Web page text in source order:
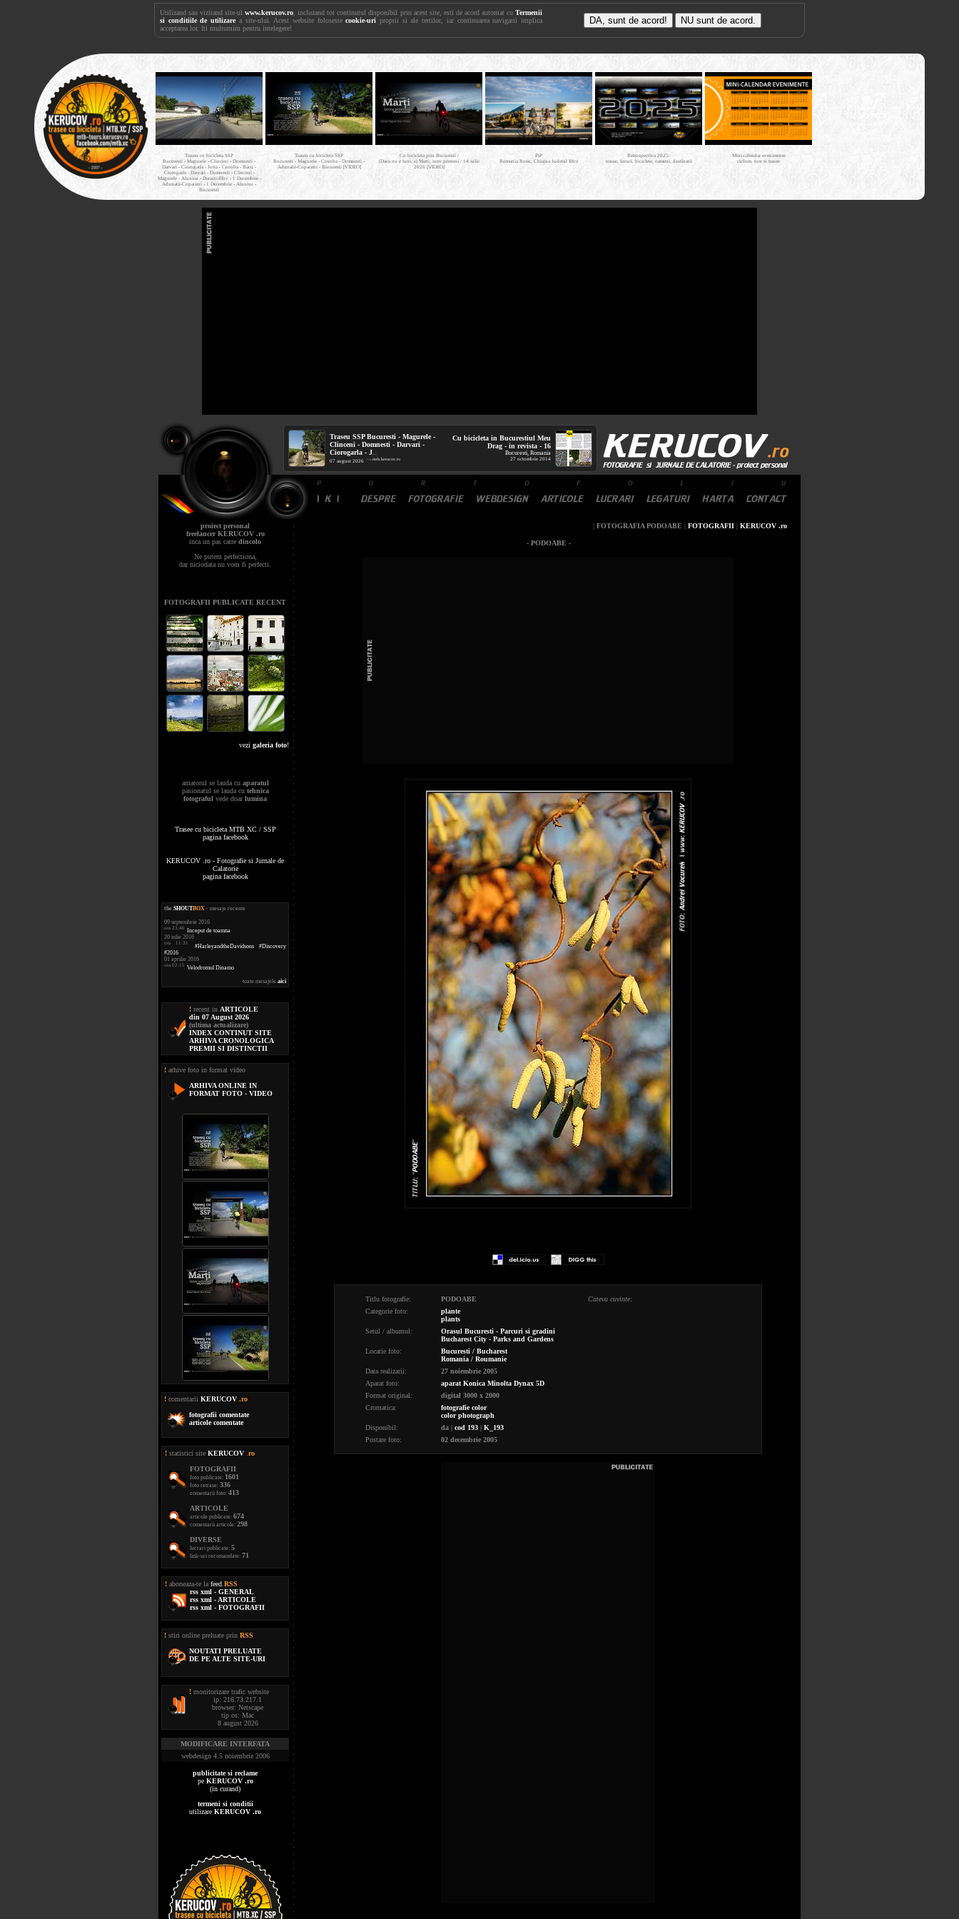
Utilizand sau vizitand site-ulwww.kerucov.ro , incluzand tot continutul disponibil prin acest site, esti de acord automat cuTermenii
si conditiile de utilizare a site-ului. Acest website folosestecookie-uri proprii si ale tertilor, iar continuarea navigarii implica
acceptarea lor. Iti multumim pentru intelegere!
Traseu cu bicicleta SSP
Bucuresti - Magurele - Clinceni - Domnesti -
Darvari - Ciorogarla - Joita - Cosoba - Bacu -
Ciorogarla - Darvari - Domnesti - Clinceni -
Magurele - Alunisu - Darasti-Ilfov - 1 Decembrie -
Adunatii-Copaceni - 1 Decembrie - Alunisu -
Bucuresti
Traseu cu bicicleta SSP
Bucuresti - Magurele - Cosoba - Domnesti -
Adunatii-Copaceni - Bucuresti [VIDEO]
Cu bicicleta prin Bucuresti /
(Daca nu e luni, e) Marti, intre prieteni / 14 iulie
2026 [VIDEO]
PiP
Romania Rosu, Chiajna Judetul Ilfov
Retrospectiva 2025:
trasee, locuri, biciclete, oameni, destinatii
Mini-calendar evenimente
ciclism, ture si trasee
bicicleta MTB
Traseu SSP Bucuresti - Magurele -
Clinceni - Domnesti - Darvari -
Ciorogarla - J...
07 august 2026 / via mtb.kerucov.ro
Cu bicicleta in Bucurestiul Meu
Drag - in revista - 16
Bucuresti, Romania
27 octombrie 2014
proiect personal
freelancer KERUCOV .ro
inca un pas catre dincolo
Ne putem perfectiona,
dar niciodata nu vom fi perfecti.
FOTOGRAFII PUBLICATE RECENT
vezi galeria foto!
amatorul se lauda cu aparatul
pasionatul se lauda cu tehnica
fotograful vede doarlumina
Trasee cu bicicleta MTB XC / SSP
pagina facebook
KERUCOV .ro - Fotografie si Jurnale de
Calatorie
pagina facebook
the.SHOUTBOX - mesaje recente
09 septembrie 2016
ora 23:46 Inceput de toamna
20 iulie 2016
ora 11:31
#HarleyandtheDavidsons #Discovery
#2016
01 aprilie 2016
ora 02:15 Velodromul Dinamo
toate mesajele aici
! recent in ARTICOLE
din 07 August 2026
(ultima actualizare)
INDEX CONTINUT SITE
ARHIVA CRONOLOGICA
PREMII SI DISTINCTII
! arhive foto in format video
ARHIVA ONLINE IN
FORMAT FOTO - VIDEO
! comentarii KERUCOV .ro
fotografii comentate
articole comentate
! statistici site KERUCOV ro
FOTOGRAFII
foto publicate: 1601
foto retrase: 336
comentarii foto: 413
ARTICOLE
articole publicate: 674
comentarii articole: 298
DIVERSE
lucrari publicate: 5
link-uri recomandate: 71
! aboneaza-te la feed RSS
rss xml - GENERAL
rss xml - ARTICOLE
rss xml - FOTOGRAFII
! stiri online preluate prin RSS
NOUTATI PRELUATE
DE PE ALTE SITE-URI
! monitorizare trafic website
ip: 216.73.217.1
browser: Netscape
tip os: Mac
8 august 2026
MODIFICARE INTERFATA
webdesign 4.5 noiembrie 2006
publicitate si reclame
pe KERUCOV .ro
(in curand)
termeni si conditii
utilizare KERUCOV .ro
| FOTOGRAFIA PODOABE | FOTOGRAFII | KERUCOV .ro
- PODOABE -
Titlu fotografie: PODOABE
Cateva cuvinte:
Categorie foto:
plante
plants
Setul / albumul:
Orasul Bucuresti - Parcuri si gradini
Bucharest City - Parks and Gardens
Locatie foto:
Bucuresti / Bucharest
Romania / Roumanie
Data realizarii:
27 noiembrie 2005
Aparat foto:
aparat Konica Minolta Dynax 5D
Format original:
digital 3000 x 2000
Cromatica:
fotografie color
color photograph
Disponibil:
da | cod 193 | K_193
Postare foto:
02 decembrie 2005